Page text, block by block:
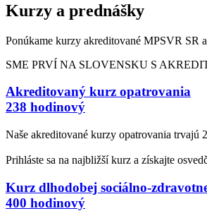
Kurzy a prednášky
Ponúkame kurzy akreditované MPSVR SR
SME PRVÍ NA SLOVENSKU S
Akreditovaný kurz opatrovania
238 hodinový
Naše akreditované kurzy opatrovania trvajú
Prihláste sa na najbližší kurz a získajte
Kurz dlhodobej sociálno-
400 hodinový